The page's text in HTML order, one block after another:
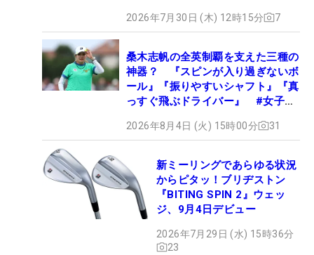
2026年7月30日 (木) 12時15分 7
桑木志帆の全英制覇を支えた三種の
神器？ 『スピンが入り過ぎないボ
ール』『振りやすいシャフト』『真
っすぐ飛ぶドライバー』 #女子プ
2026年8月4日 (火) 15時00分 31
新ミーリングであらゆる状況
からピタッ！ブリヂストン
『BITING SPIN 2』ウェッ
ジ、9月4日デビュー
2026年7月29日 (水) 15時36分
23